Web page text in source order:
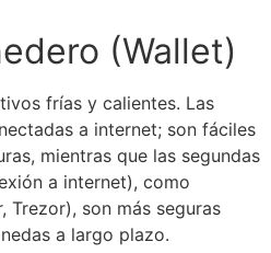
(Wallet)
frías y calientes. Las
a internet; son fáciles
mientras que las segundas
a internet), como
Trezor), son más seguras
a largo plazo.